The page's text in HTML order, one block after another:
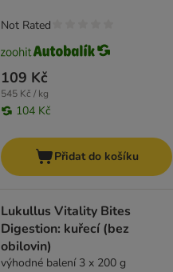
109 Kč
545 Kč / kg
104 Kč
Not Rated
Přidat do košíku
Lukullus Vitality Bites
Digestion: kuřecí (bez
obilovin)
výhodné balení 3 x 200 g